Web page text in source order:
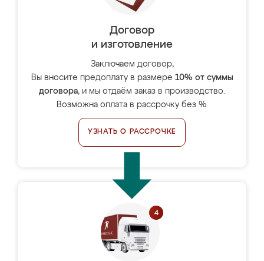
Договор
и изготовление
Заключаем договор,
Вы вносите предоплату в размере 10% от суммы
договора, и мы отдаём заказ в производство.
Возможна оплата в рассрочку без %.
УЗНАТЬ О РАССРОЧКЕ